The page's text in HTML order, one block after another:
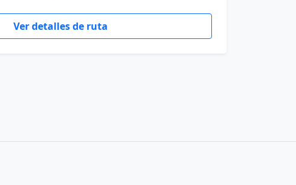
Ver detalles de ruta